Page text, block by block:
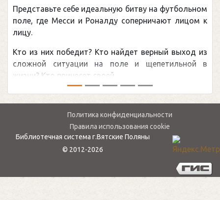
Представьте себе идеальную битву на футбольном
поле, где Месси и Роналду соперничают лицом к
лицу.
Кто из них победит? Кто найдет верный выход из
сложной ситуации на поле и щепетильной в
жизни? Кто принесет своей ...
Политика конфиденциальности
Правила использования cookie
Библиотечная система г.Вятские Поляны
© 2012-2026